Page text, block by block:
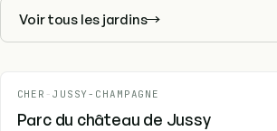
Voir tous les jardins
CHER - JUSSY-CHAMPAGNE
Parc du château de Jussy